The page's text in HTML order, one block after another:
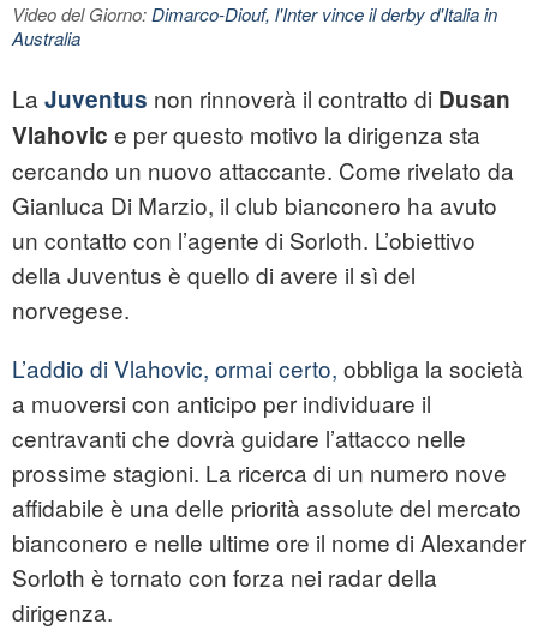
Video del Giorno:Dimarco-Diouf, l'Inter vince il derby d'Italia in
Australia
La Juventus non rinnoverà il contratto di Dusan
Vlahovic e per questo motivo la dirigenza sta
cercando un nuovo attaccante. Come rivelato da
Gianluca Di Marzio, il club bianconero ha avuto
un contatto con l’agente di Sorloth. L’obiettivo
della Juventus è quello di avere il sì del
norvegese.
L’addio di Vlahovic, ormai certo, obbliga la società
a muoversi con anticipo per individuare il
centravanti che dovrà guidare l’attacco nelle
prossime stagioni. La ricerca di un numero nove
affidabile è una delle priorità assolute del mercato
bianconero e nelle ultime ore il nome di Alexander
Sorloth è tornato con forza nei radar della
dirigenza.